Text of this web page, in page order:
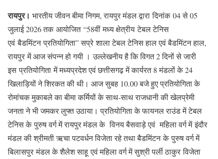
रायपुर। भारतीय जीवन बीमा निगम, रायपुर मंडल द्वारा दिनांक 04 से 05
जुलाई 2026 तक आयोजित “58वीं मध्य क्षेत्रीय टेबल टेनिस
एवं बैडमिंटन प्रतियोगिता” सप्रे शाला टेबल टेनिस हाल एवं बैडमिंटन हाल,
रायपुर में आज संपन्न हो गयी । उल्लेखनीय है कि विगत 2 दिनों से जारी
इस प्रतियोगिता में मध्यप्रदेश एवं छत्तीसगढ़ में कार्यरत 8 मंडलों के 24
खिलाड़ियों ने शिरकत की थी। आज सुबह 10.00 बजे हुए प्रतियोगिता के
रोमांचक मुकाबले का बीमा कर्मियों के साथ-साथ राजधानी की खेलप्रेमी
जनता ने भी जमकर लुफ्त उठाया। प्रतियोगिता के फायनल राउंड में टेबल
टेनिस के पुरुष वर्ग में रायपुर मंडल के विनय बैसवाड़े एवं महिला वर्ग में इंदौर
मंडल की श्रीमती ऋचा पटवर्धन विजेता रहे तथा बैडमिंटन के पुरुष वर्ग में
बिलासपुर मंडल के शैलेश साहू एवं महिला वर्ग में सुश्री पर्ली ठाकुर विजेता